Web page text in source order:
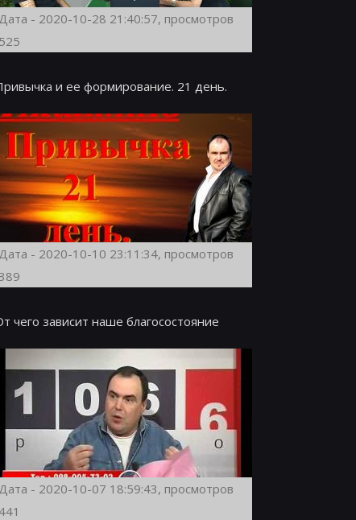
Дата - 2020-10-28 21:40:57, просмотров
525
и ее формирование. 21 день.
Дата - 2020-10-10 23:11:34, просмотров
чего зависит наше благосостояние
Дата - 2020-10-07 18:59:43, просмотров
441